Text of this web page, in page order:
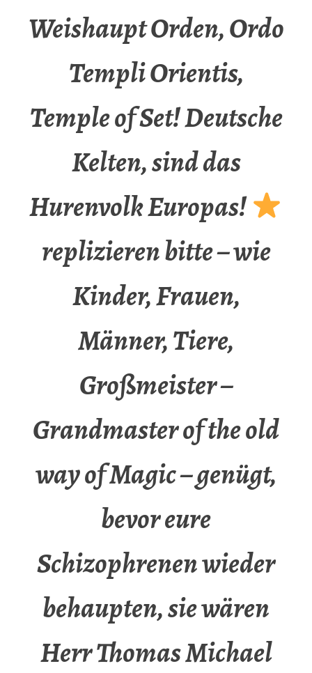
Weishaupt Orden, Ordo
Templi Orientis,
Temple of Set! Deutsche
Kelten, sind das
Hurenvolk Europas!
replizieren bitte – wie
Kinder, Frauen,
Männer, Tiere,
Großmeister –
Grandmaster of the old
way of Magic – genügt,
bevor eure
Schizophrenen wieder
behaupten, sie wären
Herr Thomas Michael